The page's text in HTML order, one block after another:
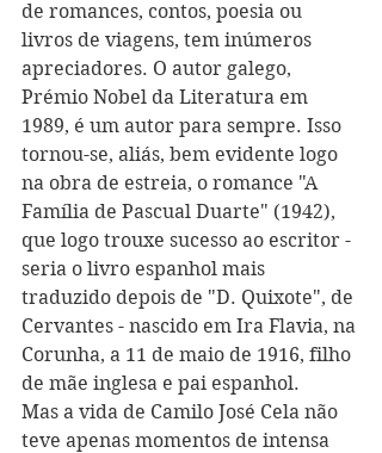
de romances, contos, poesia ou
livros de viagens, tem inúmeros
apreciadores. O autor galego,
Prémio Nobel da Literatura em
1989, é um autor para sempre. Isso
tornou-se, aliás, bem evidente logo
na obra de estreia, o romance "A
Família de Pascual Duarte" (1942),
que logo trouxe sucesso ao escritor -
seria o livro espanhol mais
traduzido depois de "D. Quixote", de
Cervantes - nascido em Ira Flavia, na
Corunha, a 11 de maio de 1916, filho
de mãe inglesa e pai espanhol.
Mas a vida de Camilo José Cela não
teve apenas momentos de intensa